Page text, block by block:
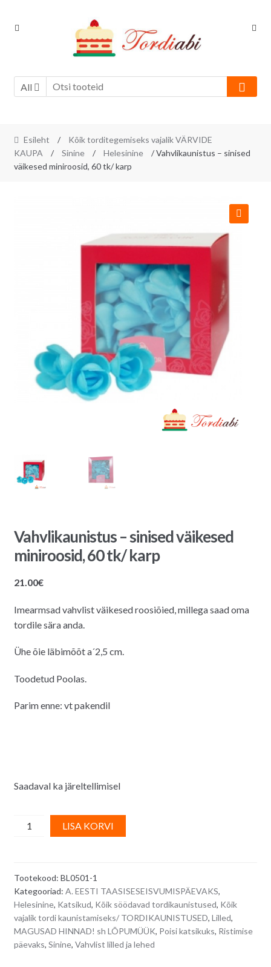
Skip
Skip
All
Esileht /
Kõik torditegemiseks vajalik VÄRVIDE
KAUPA
/ Sinine / Helesinine
/ Vahvlikaunistus – sinised
väikesed miniroosid, 60 tk/ karp
Vahvlikaunistus – sinised väikesed
miniroosid, 60 tk/ karp
21.00€
Imearmsad vahvlist väikesed roosiõied, millega saad oma
tordile sära anda.
Ühe õie läbimõõt a´2,5 cm.
Toodetud Poolas.
Parim enne: vt pakendil
Saadaval ka järeltellimisel
Vahvlikaunistus
miniroosid,
60
tk/
karp
quantity
LISA KORVI
n
a
t
i
Tootekood: BL0501-1
Kategooriad: A. EESTI TAASISESEISVUMISPÄEVAKS,
Helesinine, Katsikud, Kõik söödavad tordikaunistused, Kõik
vajalik tordi kaunistamiseks/ TORDIKAUNISTUSED, Lilled,
MAGUSAD HINNAD! sh LÕPUMÜÜK, Poisi katsikuks, Ristimise
päevaks, Sinine, Vahvlist lilled ja lehed